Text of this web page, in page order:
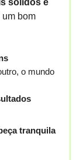
sólidos e
bom
o mundo
tranquila